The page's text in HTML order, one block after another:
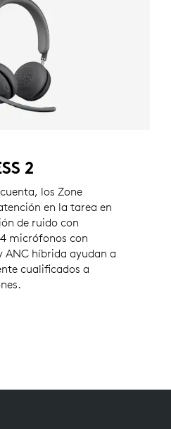
2
los Zone
en la tarea en
de ruido con
micrófonos con
ANC híbrida ayudan a
cualificados a